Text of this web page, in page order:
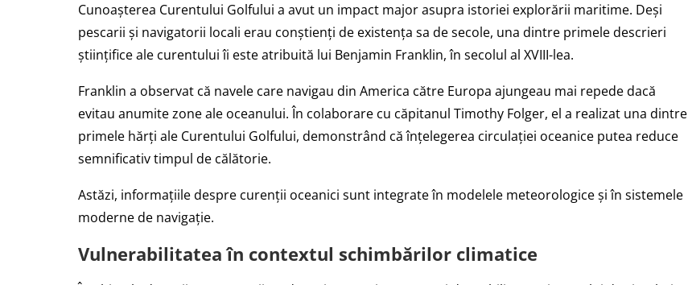
Cunoașterea Curentului Golfului a avut un impact major asupra istoriei explorării maritime. Deși
pescarii și navigatorii locali erau conștienți de existența sa de secole, una dintre primele descrieri
științifice ale curentului îi este atribuită lui Benjamin Franklin, în secolul al XVIII-lea.
Franklin a observat că navele care navigau din America către Europa ajungeau mai repede dacă
evitau anumite zone ale oceanului. În colaborare cu căpitanul Timothy Folger, el a realizat una dintre
primele hărți ale Curentului Golfului, demonstrând că înțelegerea circulației oceanice putea reduce
semnificativ timpul de călătorie.
Astăzi, informațiile despre curenții oceanici sunt integrate în modelele meteorologice și în sistemele
moderne de navigație.
Vulnerabilitatea în contextul schimbărilor climatice